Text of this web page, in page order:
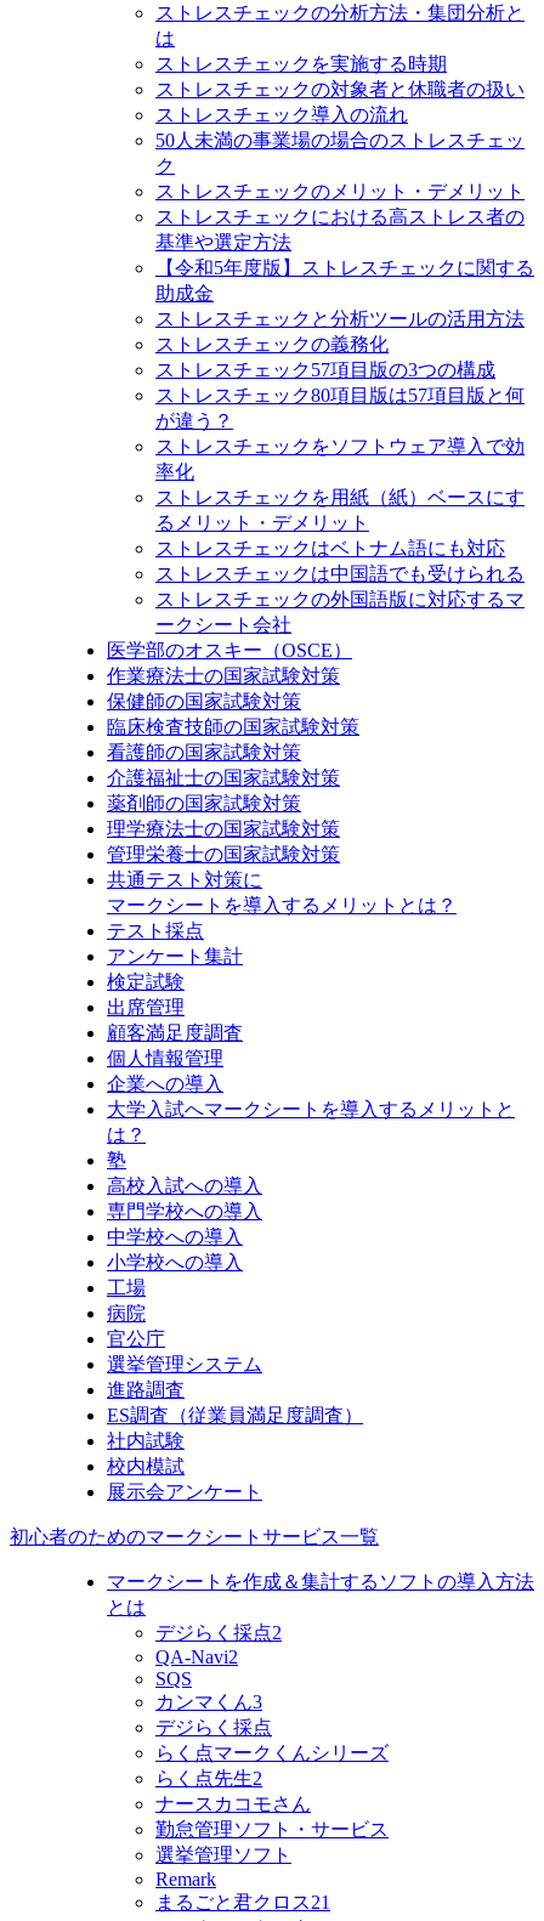
ストレスチェックの分析方法・集団分析と
は
ストレスチェックを実施する時期
ストレスチェックの対象者と休職者の扱い
ストレスチェック導入の流れ
50人未満の事業場の場合のストレスチェッ
ク
ストレスチェックのメリット・デメリット
ストレスチェックにおける高ストレス者の
基準や選定方法
【令和5年度版】ストレスチェックに関する
助成金
ストレスチェックと分析ツールの活用方法
ストレスチェックの義務化
ストレスチェック57項目版の3つの構成
ストレスチェック80項目版は57項目版と何
が違う？
ストレスチェックをソフトウェア導入で効
率化
ストレスチェックを用紙（紙）ベースにす
るメリット・デメリット
ストレスチェックはベトナム語にも対応
ストレスチェックは中国語でも受けられる
ストレスチェックの外国語版に対応するマ
ークシート会社
医学部のオスキー（OSCE）
作業療法士の国家試験対策
保健師の国家試験対策
臨床検査技師の国家試験対策
看護師の国家試験対策
介護福祉士の国家試験対策
薬剤師の国家試験対策
理学療法士の国家試験対策
管理栄養士の国家試験対策
共通テスト対策に
マークシートを導入するメリットとは？
テスト採点
アンケート集計
検定試験
出席管理
顧客満足度調査
個人情報管理
企業への導入
大学入試へマークシートを導入するメリットと
は？
塾
高校入試への導入
専門学校への導入
中学校への導入
小学校への導入
工場
病院
官公庁
選挙管理システム
進路調査
ES調査（従業員満足度調査）
社内試験
校内模試
展示会アンケート
初心者のためのマークシートサービス一覧
マークシートを作成＆集計するソフトの導入方法
とは
デジらく採点2
QA-Navi2
SQS
カンマくん3
デジらく採点
らく点マークくんシリーズ
らく点先生2
ナースカコモさん
勤怠管理ソフト・サービス
選挙管理ソフト
Remark
まるごと君クロス21